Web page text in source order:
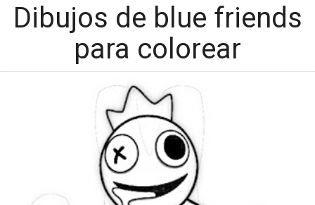
Dibujos de blue friends
para colorear